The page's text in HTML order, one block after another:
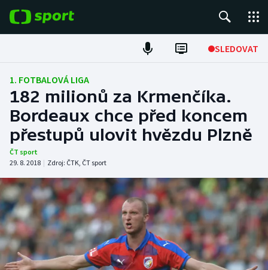
SLEDOVAT
Fotbal
Hokej
Tenis
Atletika
Cyklistika
DALŠÍ SPORTY
Americký fotbal
NEPŘEHLÉDNĚTE
1. FOTBALOVÁ LIGA
182 milionů za Krmenčíka.
Bordeaux chce před koncem
přestupů ulovit hvězdu Plzně
ČT sport
29. 8. 2018 | Zdroj: ČTK, ČT sport